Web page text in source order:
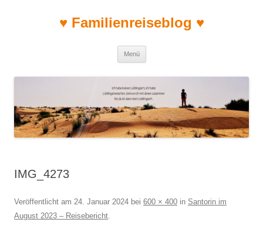
♥ Familienreiseblog ♥
Menü
IMG_4273
Veröffentlicht am 24. Januar 2024 bei 600 × 400 in Santorin im
August 2023 – Reisebericht.